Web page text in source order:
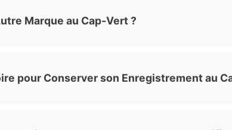
Marque au Cap-Vert ?
pour Conserver son Enregistrement au